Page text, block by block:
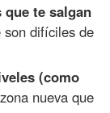
te salgan
difíciles de
(como
nueva que